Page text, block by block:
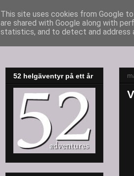
52adventures
52 helgäventyr på ett år
This site uses cookies from Google
are shared with Google along with
statistics, and to detect and address